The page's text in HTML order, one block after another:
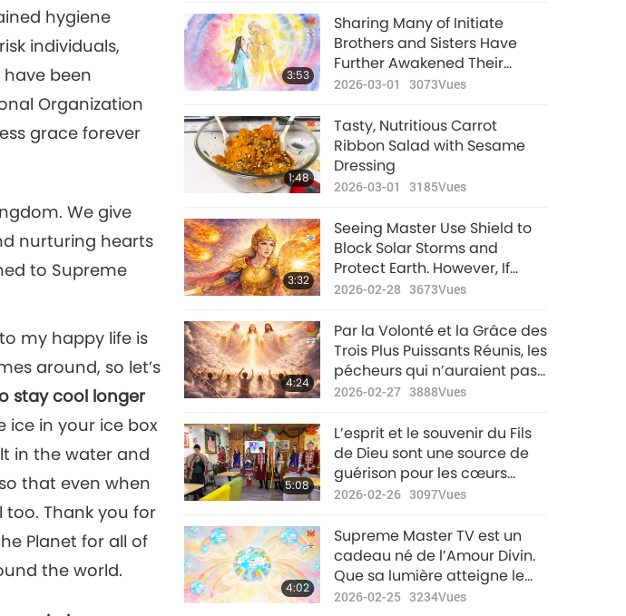
hygiene
individuals,
been
Organization
grace forever
We give
nurturing hearts
to Supreme
my happy life is
around, so let’s
stay cool longer
ice in your ice box
in the water and
that even when
too. Thank you for
Planet for all of
the world.
connecter à nous, car nous
sommes en harmonie avec
lui.
3:53
Sharing Many of Initiate
Brothers and Sisters Have
Further Awakened Their
Compassion, Kindness, and
Floods Is Transformation That
Will Serve to Lead Âu Lạc
(Vietnam) to Brighter Future
2026-03-01 3073Vues
1:48
Tasty, Nutritious Carrot
Ribbon Salad with Sesame
Dressing
2026-03-01 3185Vues
3:32
Seeing Master Use Shield to
Block Solar Storms and
Protect Earth. However, If
Humanity Does Not Awaken
Purification Will Continue
2026-02-28 3673Vues
4:24
Par la Volonté et la Grâce des
Trois Plus Puissants Réunis, les
pécheurs qui n’auraient pas
pu être pardonnés ont reçu
sauvés !
2026-02-27 3888Vues
5:08
L’esprit et le souvenir du Fils
de Dieu sont une source de
guérison pour les cœurs
courageux des gens. Par la
puissiez-vous, vous et
l’Ukraine (Ureign) abondante,
être à jamais libres et jouir de
la sérénité.
2026-02-26 3097Vues
4:02
Supreme Master TV est un
cadeau né de l’Amour Divin.
Que sa lumière atteigne le
plus grand nombre grâce à
2026-02-25 3234Vues